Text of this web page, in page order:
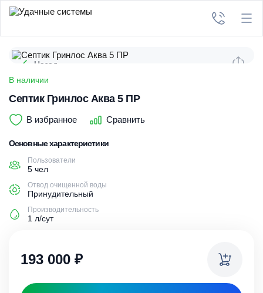
Назад
В наличии
Септик Гринлос Аква 5 ПР
В избранное Сравнить
Основные характеристики
Пользователи
5 чел
Отвод очищенной воды
Принудительный
Производительность
1 л/сут
193 000 ₽